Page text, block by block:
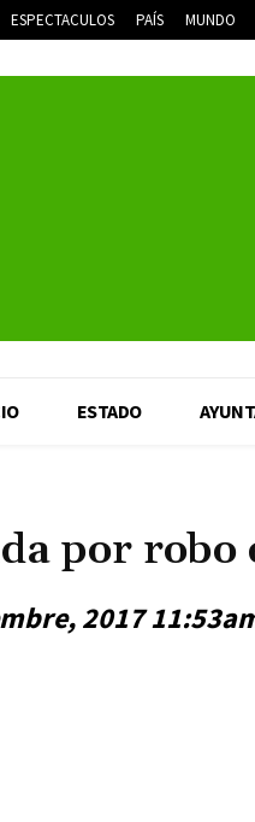
ESPECTACULOS PAÍS MUNDO
ESTADO
por robo
2017